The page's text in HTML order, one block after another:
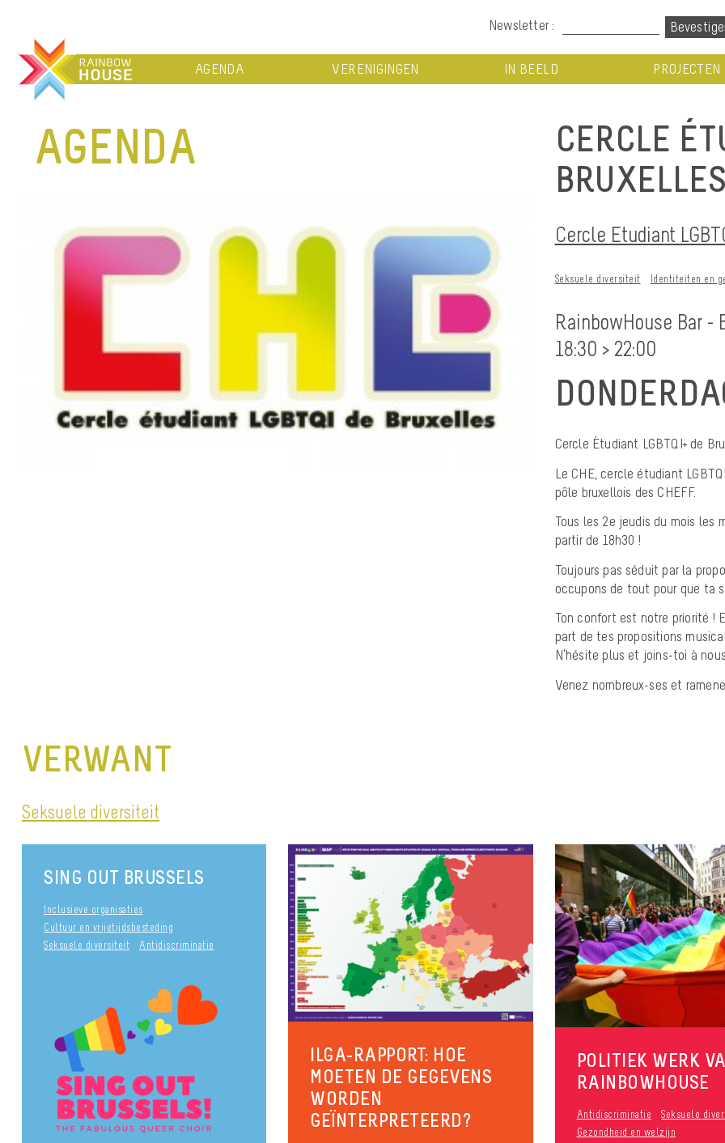
Newsletter :
AGENDA VERENIGINGEN IN BEELD PROJECTEN
AGENDA
CERCLE
Cercle Etudiant
Seksuele diversiteit Identiteiten en
RainbowHouse Bar -
18:30 > 22:00
Cercle Étudiant LGBTQI+ de
Le CHE, cercle étudiant
pôle bruxellois des CHEFF.
Tous les 2e jeudis du mois les
partir de 18h30 !
Toujours pas séduit par la
occupons de tout pour que ta
Ton confort est notre priorité !
part de tes propositions
N’hésite plus et joins-toi à
Venez nombreux-ses et
VERWANT
Seksuele diversiteit
SING OUT BRUSSELS
Inclusieve organisaties
Cultuur en vrijetijdsbesteding
Seksuele diversiteit
Antidiscriminatie
ILGA-RAPPORT: HOE
MOETEN DE GEGEVENS
WORDEN
GEÏNTERPRETEERD?
POLITIEK WERK
RAINBOWHOUSE
Antidiscriminatie
Seksuele
Gezondheid en welzijn